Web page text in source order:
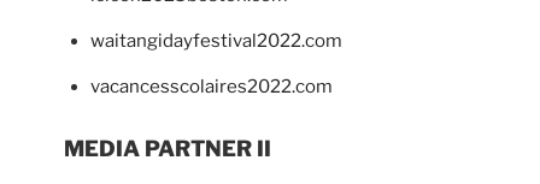
waitangidayfestival2022.com
vacancesscolaires2022.com
MEDIA PARTNER II